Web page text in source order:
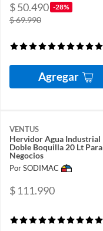
$ 50.490 -28%
$ 69.990
Agregar
VENTUS
Hervidor Agua Industrial
Doble Boquilla 20 Lt Para
Negocios
Por SODIMAC
$ 111.990